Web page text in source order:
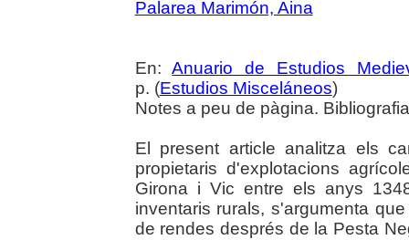
Palarea Marimón, Aina
En:Anuario de Estudios
p. (Estudios Misceláneos)
Notes a peu de pàgina.
El present article analitza els
propietaris d'explotacions
Girona i Vic entre els anys
inventaris rurals, s'argumenta
de rendes després de la Pesta